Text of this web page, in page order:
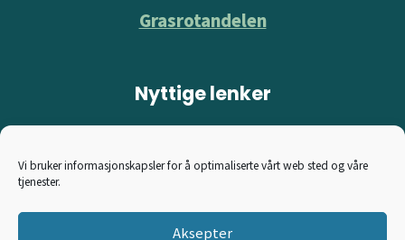
Vi bruker informasjonskapsler for å optimaliserte vårt web sted og våre
tjenester.
Aksepter
Grasrotandelen
Nyttige lenker
Norske Elghundklubbers Forbund
Hitta älghund